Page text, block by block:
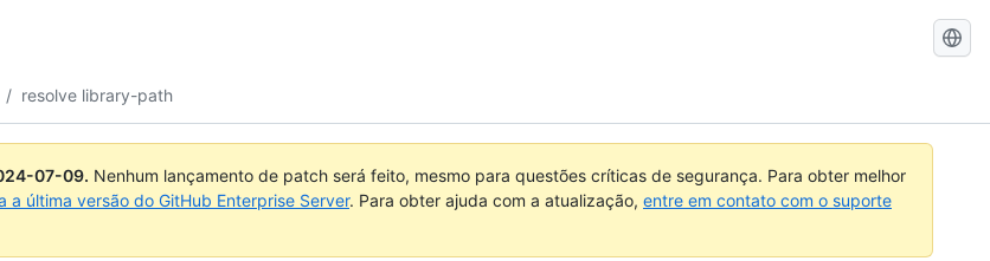
Pesquisar
/ resolve library-path
07-09. Nenhum lançamento de patch será feito, mesmo para questões críticas de segurança. Para obter melhor
a última versão do GitHub Enterprise Server. Para obter ajuda com a atualização, entre em contato com o suporte